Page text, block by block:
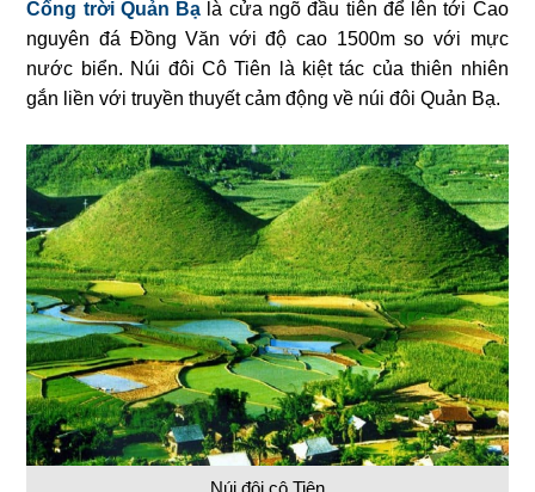
Cổng trời Quản Bạ là cửa ngõ đầu tiên để lên tới Cao
nguyên đá Đồng Văn với độ cao 1500m so với mực
nước biển. Núi đôi Cô Tiên là kiệt tác của thiên nhiên
gắn liền với truyền thuyết cảm động về núi đôi Quản Bạ.
Núi đôi cô Tiên